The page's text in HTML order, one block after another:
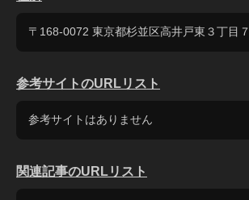
〒168-0072 東京都杉並区高井戸東３丁目７
参考サイトのURLリスト
参考サイトはありません
関連記事のURLリスト